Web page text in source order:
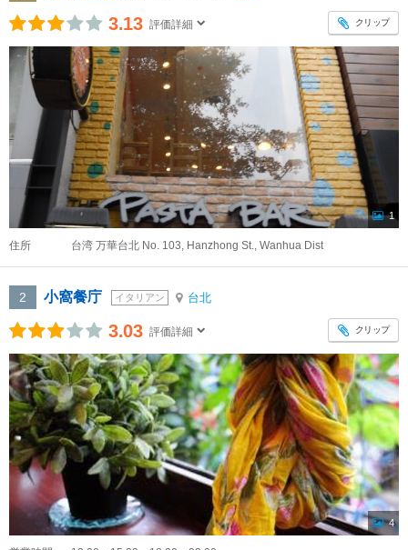
3.13 評価詳細 クリップ
1
住所 台湾 万華台北 No. 103, Hanzhong St., Wanhua Dist
2 小窩餐庁 イタリアン 台北
3.03 評価詳細 クリップ
4